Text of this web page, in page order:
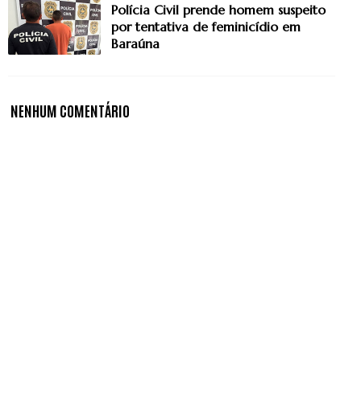
Polícia Civil prende homem suspeito
por tentativa de feminicídio em
Baraúna
NENHUM COMENTÁRIO